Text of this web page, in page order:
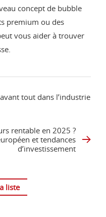
concept de bubble
premium ou des
vous aider à trouver
tout dans l’industrie
rentable en 2025 ?
et tendances
d’investissement
liste